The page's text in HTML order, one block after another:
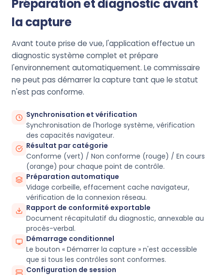
Préparation et diagnostic avant
la capture
Avant toute prise de vue, l'application effectue un
diagnostic système complet et prépare
l'environnement automatiquement. Le commissaire
ne peut pas démarrer la capture tant que le statut
n'est pas conforme.
Synchronisation et vérification
Synchronisation de l'horloge système, vérification
des capacités navigateur.
Résultat par catégorie
Conforme (vert) / Non conforme (rouge) / En cours
(orange) pour chaque point de contrôle.
Préparation automatique
Vidage corbeille, effacement cache navigateur,
vérification de la connexion réseau.
Rapport de conformité exportable
Document récapitulatif du diagnostic, annexable au
procès-verbal.
Démarrage conditionnel
Le bouton « Démarrer la capture » n'est accessible
que si tous les contrôles sont conformes.
Configuration de session